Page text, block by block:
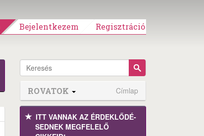
Bejelentkezem Regisztráció
ROVATOK Címlap
ITT VANNAK AZ ÉRDEK­LŐDÉ­
SEDNEK MEGFE­LELŐ